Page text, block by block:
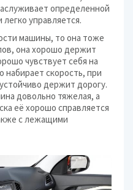
определенной
управляется.
машины, то она тоже
она хорошо держит
чувствует себя на
набирает скорость, при
держит дорогу.
довольно тяжелая, а
её хорошо справляется
с лежащими